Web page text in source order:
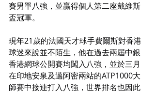
賽男單八強，並贏得個人第二座戴維斯
盃冠軍。
現年21歲的法國天才球手費爾斯對香港
球迷來說並不陌生，他在過去兩屆中銀
香港網球公開賽均闖入八強，並於三月
在印地安泉及邁阿密兩站的ATP1000大
師賽中接連打入八強，世界排名也因此